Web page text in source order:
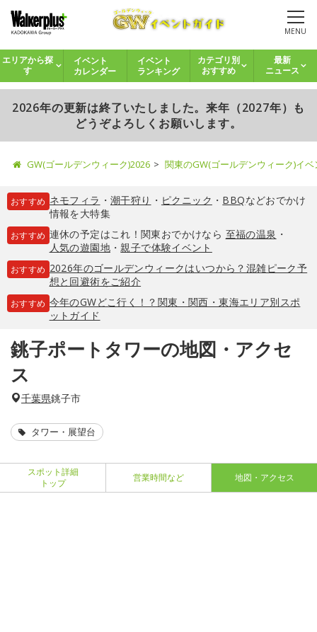
MENU
エリアから探
す
イベント
カレンダー
イベント
ランキング
カテゴリ別
おすすめ
最新
ニュース
2026年の更新は終了いたしました。来年（2027年）も
どうぞよろしくお願いします。
GW(ゴールデンウィーク)2026 関東のGW(ゴールデンウィーク)イ
おすすめ ネモフィラ ・ 潮干狩り ・ ピクニック ・ BBQなどおでかけ
情報を大特集
おすすめ 連休の予定はこれ！関東おでかけなら 至福の温泉 ・
人気の遊園地・親子で体験イベント
おすすめ 2026年のゴールデンウィークはいつから？混雑ピーク予
想と回避術をご紹介
おすすめ 今年のGWどこ行く！？関東・関西・東海エリア別スポ
ットガイド
銚子ポートタワーの地図・アクセ
ス
千葉県銚子市
タワー・展望台
スポット詳細
トップ
営業時間など 地図・アクセス